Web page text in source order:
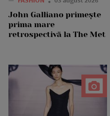
John Galliano primește
prima mare
retrospectivă la The Met